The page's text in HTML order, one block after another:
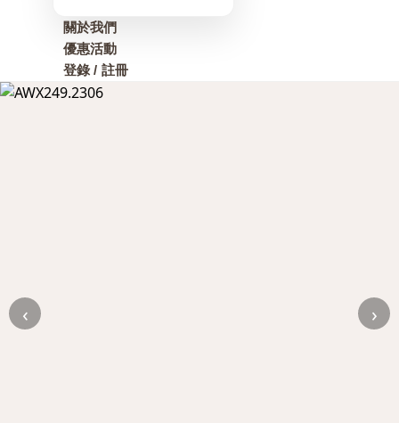
關於我們
優惠活動
登錄 / 註冊
‹ ›